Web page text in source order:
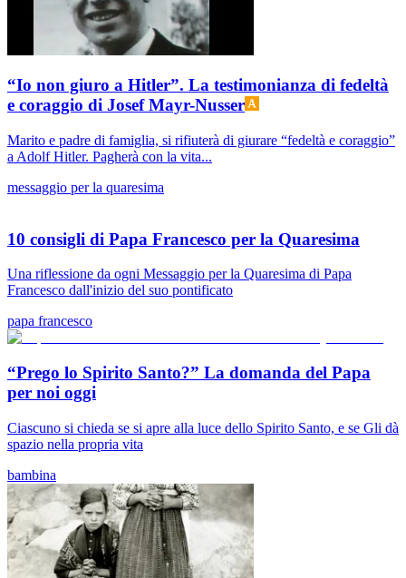
“Io non giuro a Hitler”. La testimonianza di fedeltà
e coraggio di Josef Mayr-Nusser
Marito e padre di famiglia, si rifiuterà di giurare “fedeltà e coraggio”
a Adolf Hitler. Pagherà con la vita...
messaggio per la quaresima
10 consigli di Papa Francesco per la Quaresima
Una riflessione da ogni Messaggio per la Quaresima di Papa
Francesco dall'inizio del suo pontificato
papa francesco
“Prego lo Spirito Santo?” La domanda del Papa
per noi oggi
Ciascuno si chieda se si apre alla luce dello Spirito Santo, e se Gli dà
spazio nella propria vita
bambina